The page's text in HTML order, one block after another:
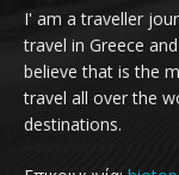
I' am a traveller
travel in Greece
believe that is the
travel all over the
destinations.